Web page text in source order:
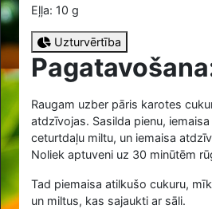
Eļļa: 10 g
Uzturvērtība
Raugam uzber pāris karotes
atdzīvojas. Sasilda pienu,
ceturtdaļu miltu, un iemaisa
Noliek aptuveni uz 30 minūtēm
Tad piemaisa atilkušo cukuru,
un miltus, kas sajaukti ar sāli.